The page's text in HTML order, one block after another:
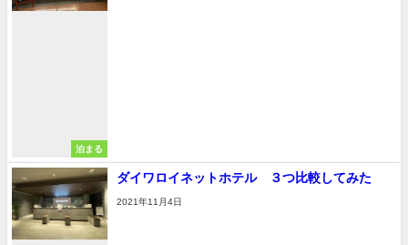
泊まる
ダイワロイネットホテル ３つ比較してみた
2021年11月4日